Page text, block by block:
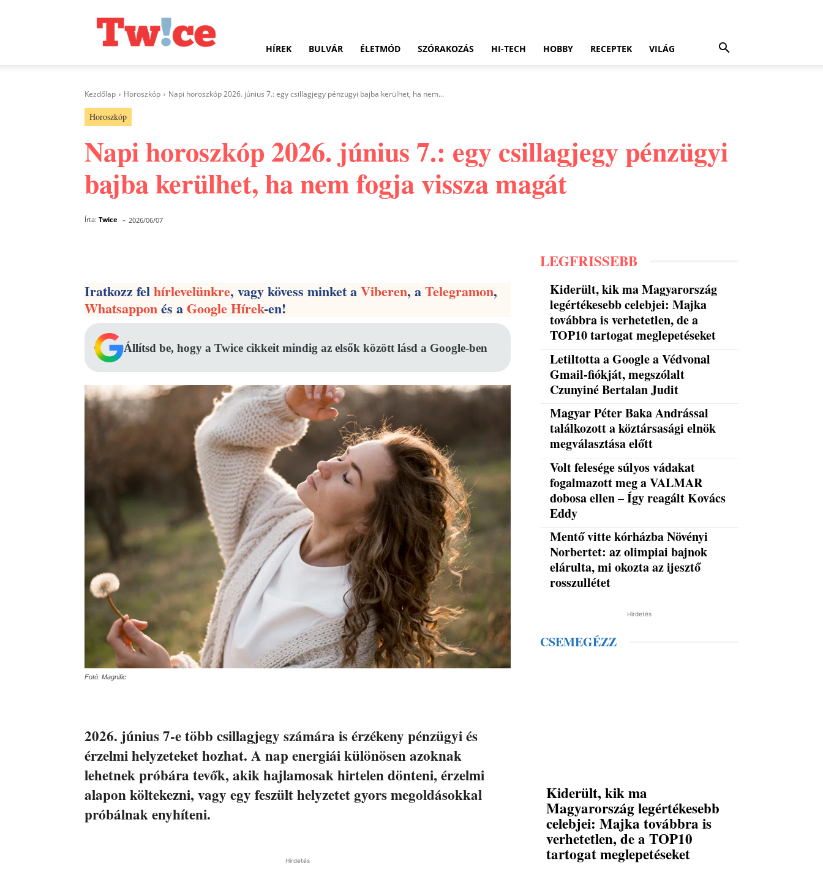
HÍREK BULVÁR ÉLETMÓD SZÓRAKOZÁS HI-TECH HOBBY RECEPTEK VILÁG
Kezdőlap Horoszkóp Napi horoszkóp 2026. június 7.: egy csillagjegy pénzügyi bajba kerülhet, ha nem...
Horoszkóp
Napi horoszkóp 2026. június 7.: egy csillagjegy pénzügyi
bajba kerülhet, ha nem fogja vissza magát
Írta: Twice - 2026/06/07
Iratkozz felhírlevelünkre, vagy kövess minket aViberen, aTelegramon,
Whatsapponés aGoogle Hírek-en!
Állítsd be, hogy a Twice cikkeit mindig az elsők között lásd a Google-ben
Fotó: Magnific
2026. június 7-e több csillagjegy számára is érzékeny pénzügyi és
érzelmi helyzeteket hozhat. A nap energiái különösen azoknak
lehetnek próbára tevők, akik hajlamosak hirtelen dönteni, érzelmi
alapon költekezni, vagy egy feszült helyzetet gyors megoldásokkal
próbálnak enyhíteni.
Hirdetés
LEGFRISSEBB
Kiderült, kik ma Magyarország
legértékesebb celebjei: Majka
továbbra is verhetetlen, de a
TOP10 tartogat meglepetéseket
Letiltotta a Google a Védvonal
Gmail-fiókját, megszólalt
Czunyiné Bertalan Judit
Magyar Péter Baka Andrással
találkozott a köztársasági elnök
megválasztása előtt
Volt felesége súlyos vádakat
fogalmazott meg a VALMAR
dobosa ellen – Így reagált Kovács
Eddy
Mentő vitte kórházba Növényi
Norbertet: az olimpiai bajnok
elárulta, mi okozta az ijesztő
rosszullétet
Hirdetés
CSEMEGÉZZ
Kiderült, kik ma
Magyarország legértékesebb
celebjei: Majka továbbra is
verhetetlen, de a TOP10
tartogat meglepetéseket